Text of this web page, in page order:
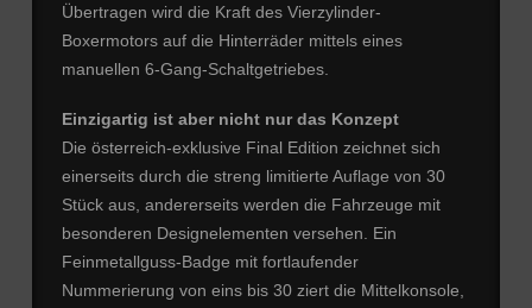
Übertragen wird die Kraft des Vierzylinder-
Boxermotors auf die Hinterräder mittels eines
manuellen 6-Gang-Schaltgetriebes.
Einzigartig ist aber nicht nur das Konzept
Die österreich-exklusive Final Edition zeichnet sich
einerseits durch die streng limitierte Auflage von 30
Stück aus, andererseits werden die Fahrzeuge mit
besonderen Designelementen versehen. Ein
Feinmetallguss-Badge mit fortlaufender
Nummerierung von eins bis 30 ziert die Mittelkonsole,